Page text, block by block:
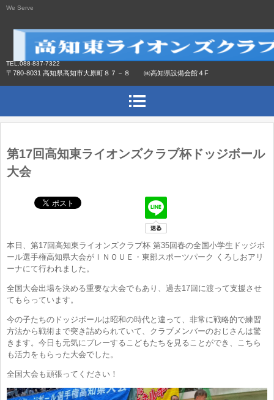
We Serve
TEL.088-837-7322
〒780-8031 高知県高知市大原町８７－８ ㈱高知県設備会館４F
第17回高知東ライオンズクラブ杯ドッジボール
大会
本日、第17回高知東ライオンズクラブ杯 第35回春の全国小学生ドッジボ
ール選手権高知県大会がＩＮＯＵＥ・東部スポーツパーク くろしおアリ
ーナにて行われました。
全国大会出場を決める重要な大会でもあり、過去17回に渡って支援させ
てもらっています。
今の子たちのドッジボールは昭和の時代と違って、非常に戦略的で練習
方法から戦術まで突き詰められていて、クラブメンバーのおじさんは驚
きます。今日も元気にプレーするこどもたちを見ることができ、こちら
も活力をもらった大会でした。
全国大会も頑張ってください！